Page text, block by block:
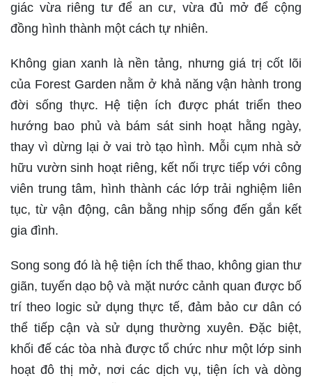
giác vừa riêng tư để an cư, vừa đủ mở để cộng
đồng hình thành một cách tự nhiên.
Không gian xanh là nền tảng, nhưng giá trị cốt lõi
của Forest Garden nằm ở khả năng vận hành trong
đời sống thực. Hệ tiện ích được phát triển theo
hướng bao phủ và bám sát sinh hoạt hằng ngày,
thay vì dừng lại ở vai trò tạo hình. Mỗi cụm nhà sở
hữu vườn sinh hoạt riêng, kết nối trực tiếp với công
viên trung tâm, hình thành các lớp trải nghiệm liên
tục, từ vận động, cân bằng nhịp sống đến gắn kết
gia đình.
Song song đó là hệ tiện ích thể thao, không gian thư
giãn, tuyến dạo bộ và mặt nước cảnh quan được bố
trí theo logic sử dụng thực tế, đảm bảo cư dân có
thể tiếp cận và sử dụng thường xuyên. Đặc biệt,
khối đế các tòa nhà được tổ chức như một lớp sinh
hoạt đô thị mở, nơi các dịch vụ, tiện ích và dòng